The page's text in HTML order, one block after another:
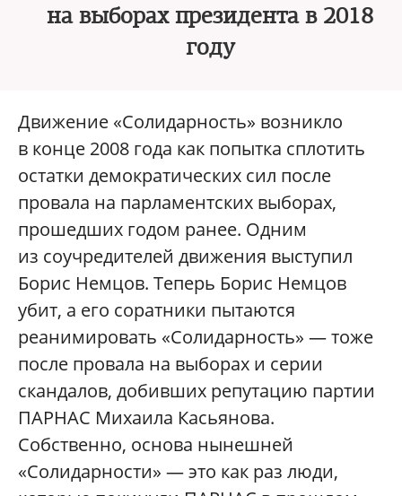
на выборах президента в 2018
году
Движение «Солидарность» возникло
в конце 2008 года как попытка сплотить
остатки демократических сил после
провала на парламентских выборах,
прошедших годом ранее. Одним
из соучредителей движения выступил
Борис Немцов. Теперь Борис Немцов
убит, а его соратники пытаются
реанимировать «Солидарность» — тоже
после провала на выборах и серии
скандалов, добивших репутацию партии
ПАРНАС Михаила Касьянова.
Собственно, основа нынешней
«Солидарности» — это как раз люди,